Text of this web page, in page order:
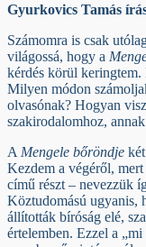
Gyurkovics Tamás
Számomra is csak
világossá, hogy a
kérdés körül
Milyen módon
olvasónak? Hogyan
szakirodalomhoz,
A Mengele bőröndje
Kezdem a végéről,
című részt – nevezzük
Köztudomású ugyanis,
állították bíróság elé,
értelemben. Ezzel a